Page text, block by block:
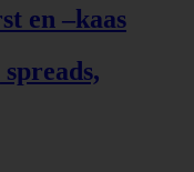
en –kaas